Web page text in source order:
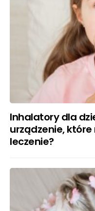
Inhalatory dla
urządzenie,
leczenie?